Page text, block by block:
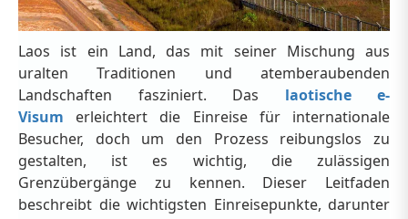
Laos ist ein Land, das mit seiner Mischung aus
uralten Traditionen und atemberaubenden
Landschaften fasziniert. Das laotische e-
Visum erleichtert die Einreise für internationale
Besucher, doch um den Prozess reibungslos zu
gestalten, ist es wichtig, die zulässigen
Grenzübergänge zu kennen. Dieser Leitfaden
beschreibt die wichtigsten Einreisepunkte, darunter